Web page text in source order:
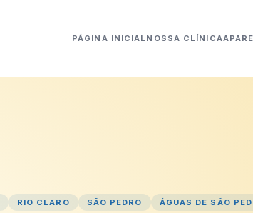
PÁGINA INICIAL NOSSA CLÍNICA
RIO CLARO SÃO PEDRO ÁGUAS DE SÃO